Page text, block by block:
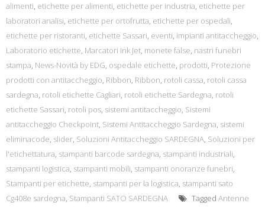
alimenti, etichette per alimenti, etichette per industria, etichette per
laboratori analisi, etichette per ortofrutta, etichette per ospedali,
etichette per ristoranti, etichette Sassari, eventi, impianti antitaccheggio,
Laboratorio etichette, Marcatori Ink Jet, monete false, nastri funebri
stampa, News-Novità by EDG, ospedale etichette, prodotti, Protezione
prodotti con antitaccheggio, Ribbon, Ribbon, rotoli cassa, rotoli cassa
sardegna, rotoli etichette Cagliari, rotoli etichette Sardegna, rotoli
etichette Sassari, rotoli pos, sistemi antitaccheggio, Sistemi
antitaccheggio Checkpoint, Sistemi Antitaccheggio Sardegna, sistemi
eliminacode, slider, Soluzioni Antitaccheggio SARDEGNA, Soluzioni per
l'etichettatura, stampanti barcode sardegna, stampanti industriali,
stampanti logistica, stampanti mobili, stampanti onoranze funebri,
Stampanti per etichette, stampanti per la logistica, stampanti sato
Cg408e sardegna, Stampanti SATO SARDEGNA Tagged Antenne